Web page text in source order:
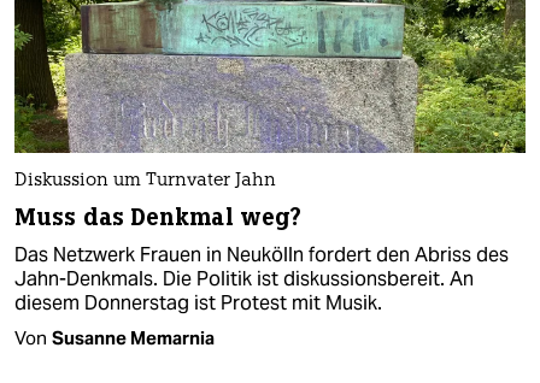
Diskussion um Turnvater Jahn
Muss das Denkmal weg?
Das Netzwerk Frauen in Neukölln fordert den Abriss des
Jahn-Denkmals. Die Politik ist diskussionsbereit. An
diesem Donnerstag ist Protest mit Musik.
Von Susanne Memarnia